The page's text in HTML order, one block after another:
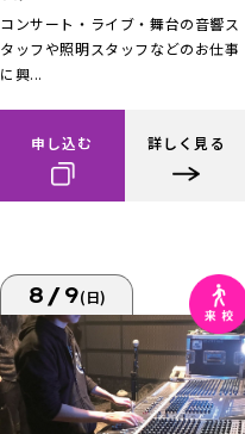
コンサート・ライブ・舞台の音響ス
タッフや照明スタッフなどのお仕事
に興...
申し込む 詳しく見る
8/9(日)